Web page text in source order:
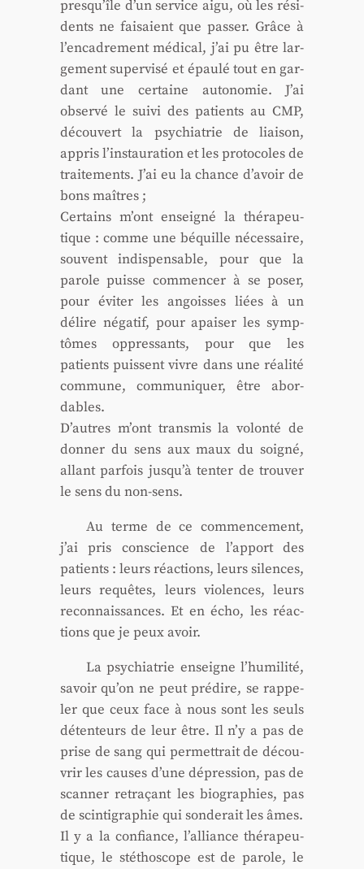
presqu’île d’un ser­vice aigu, où les rési­
dents ne fai­saient que pas­ser. Grâce à
l’encadrement médi­cal, j’ai pu être lar­
ge­ment super­vi­sé et épau­lé tout en gar­
dant une cer­taine auto­no­mie. J’ai
obser­vé le sui­vi des patients au CMP,
décou­vert la psy­chia­trie de liai­son,
appris l’instauration et les pro­to­coles de
trai­te­ments. J’ai eu la chance d’avoir de
bons maîtres ;
Cer­tains m’ont ensei­gné la thé­ra­peu­
tique : comme une béquille néces­saire,
sou­vent indis­pen­sable, pour que la
parole puisse com­men­cer à se poser,
pour évi­ter les angoisses liées à un
délire néga­tif, pour apai­ser les symp­
tômes oppres­sants, pour que les
patients puissent vivre dans une réa­li­té
com­mune, com­mu­ni­quer, être abor­
dables.
D’autres m’ont trans­mis la volon­té de
don­ner du sens aux maux du soi­gné,
allant par­fois jusqu’à ten­ter de trou­ver
le sens du non-sens.
Au terme de ce com­men­ce­ment,
j’ai pris conscience de l’apport des
patients : leurs réac­tions, leurs silences,
leurs requêtes, leurs vio­lences, leurs
recon­nais­sances. Et en écho, les réac­
tions que je peux avoir.
La psy­chia­trie enseigne l’humilité,
savoir qu’on ne peut pré­dire, se rap­pe­
ler que ceux face à nous sont les seuls
déten­teurs de leur être. Il n’y a pas de
prise de sang qui per­met­trait de décou­
vrir les causes d’une dépres­sion, pas de
scan­ner retra­çant les bio­gra­phies, pas
de scin­ti­gra­phie qui son­de­rait les âmes.
Il y a la confiance, l’alliance thé­ra­peu­
tique, le sté­tho­scope est de parole, le